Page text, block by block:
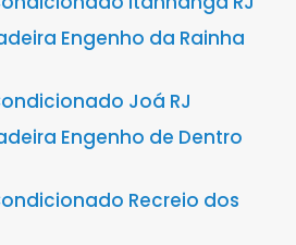
Engenho da Rainha
Joá RJ
Engenho de Dentro
Recreio dos